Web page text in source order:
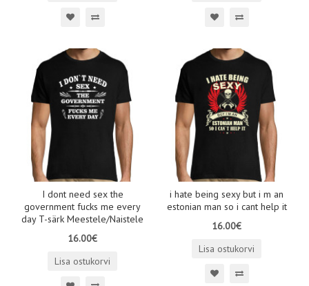
I dont need sex the
government fucks me every
day T-särk Meestele/Naistele
16.00€
Lisa ostukorvi
i hate being sexy but i m an
estonian man so i cant help it
16.00€
Lisa ostukorvi